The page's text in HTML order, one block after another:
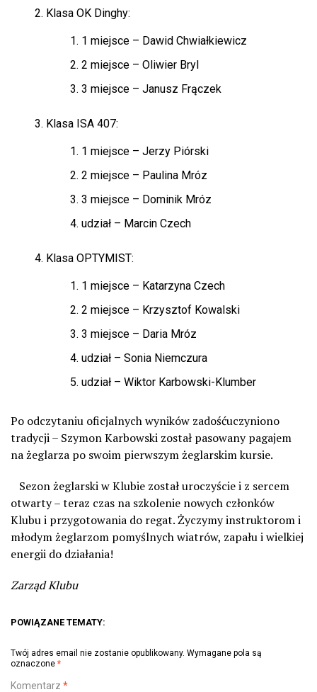
Klasa OK Dinghy:
1 miejsce – Dawid Chwiałkiewicz
2 miejsce – Oliwier Bryl
3 miejsce – Janusz Frączek
Klasa ISA 407:
1 miejsce – Jerzy Piórski
2 miejsce – Paulina Mróz
3 miejsce – Dominik Mróz
udział – Marcin Czech
Klasa OPTYMIST:
1 miejsce – Katarzyna Czech
2 miejsce – Krzysztof Kowalski
3 miejsce – Daria Mróz
udział – Sonia Niemczura
udział – Wiktor Karbowski-Klumber
Po odczytaniu oficjalnych wyników zadośćuczyniono
tradycji – Szymon Karbowski został pasowany pagajem
na żeglarza po swoim pierwszym żeglarskim kursie.
Sezon żeglarski w Klubie został uroczyście i z sercem
otwarty – teraz czas na szkolenie nowych członków
Klubu i przygotowania do regat. Życzymy instruktorom i
młodym żeglarzom pomyślnych wiatrów, zapału i wielkiej
energii do działania!
Zarząd Klubu
POWIĄZANE TEMATY:
Twój adres email nie zostanie opublikowany. Wymagane pola są
oznaczone *
Komentarz *